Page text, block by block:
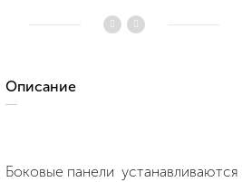
Описание
Боковые панели